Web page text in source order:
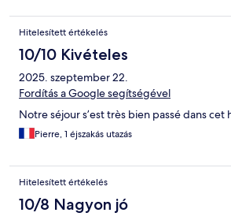
Hitelesített értékelés
10/10 Kivételes
2025. szeptember 22.
Fordítás a Google segítségével
Notre séjour s’est très bien passé dans cet
Pierre, 1 éjszakás utazás
Hitelesített értékelés
10/8 Nagyon jó